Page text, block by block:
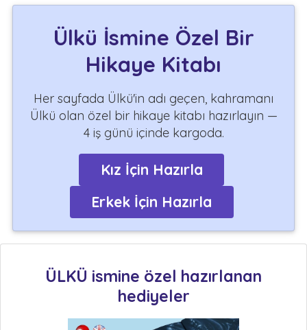
Ülkü İsmine Özel Bir
Hikaye Kitabı
Her sayfada Ülkü'in adı geçen, kahramanı
Ülkü olan özel bir hikaye kitabı hazırlayın —
4 iş günü içinde kargoda.
Kız İçin Hazırla
Erkek İçin Hazırla
ÜLKÜ ismine özel hazırlanan
hediyeler